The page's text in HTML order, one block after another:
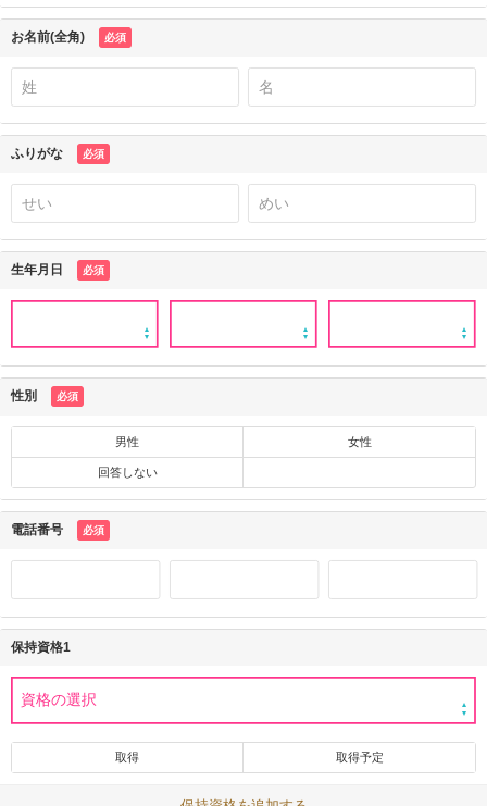
お名前(全角) 必須
ふりがな 必須
生年月日 必須
性別 必須
男性 女性
回答しない
電話番号 必須
保持資格1
取得 取得予定